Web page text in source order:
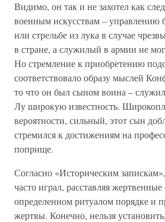
Видимо, он так и не захотел как
военным искусствам – управлению
или стрельбе из лука в случае
в стране, а служилый в армии не
Но стремление к приобретению
соответствовало образу мыслей
то что он был сыном воина –
Лу широкую известность.
вероятности, сильный, этот сын
стремился к достижениям на
поприще.
Согласно «Историческим
часто играл, расставляя
определенном ритуалом порядке и
жертвы. Конечно, нельзя